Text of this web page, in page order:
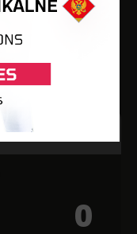
2
0